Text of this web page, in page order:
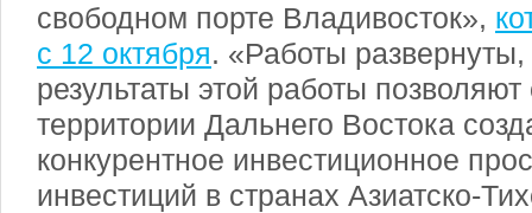
свободном порте Владивосток»,
с 12 октября. «Работы
результаты этой работы
территории Дальнего Востока
конкурентное инвестиционное
инвестиций в странах Азиатско-